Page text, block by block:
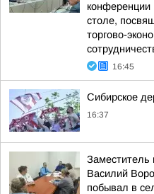
конференции
столе,
торгово-
16:45
Сибирское
16:37
Заместитель
Василий
побывал в